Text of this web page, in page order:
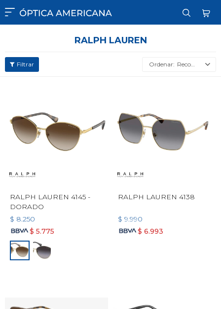

RALPH LAUREN
Recomendados
RALPH LAUREN 4145 -
DORADO
$ 8.250
$ 5.775
RALPH LAUREN 4138
$ 9.990
$ 6.993